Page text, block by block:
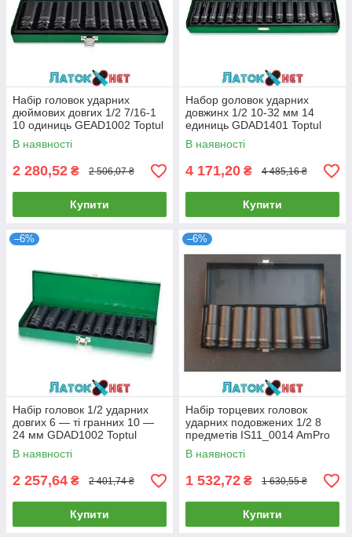
Набір головок ударних
дюймових довгих 1/2 7/16-1
10 одиниць GEAD1002 Toptul
В наявності
2 280,52 ₴ 2 506,07 ₴
Купити
Haбop goлoвoк удapниx
довжинx 1/2 10-З2 мм 14
единиць GDAD1401 Toptul
В наявності
4 171,20 ₴ 4 485,16 ₴
Купити
–6%
Набір головок 1/2 ударних
довгих 6 — ті гранних 10 —
24 мм GDAD1002 Toptul
В наявності
2 257,64 ₴ 2 401,74 ₴
Купити
–6%
Набір торцевих головок
ударних подовжених 1/2 8
предметів IS11_0014 AmPro
В наявності
1 532,72 ₴ 1 630,55 ₴
Купити